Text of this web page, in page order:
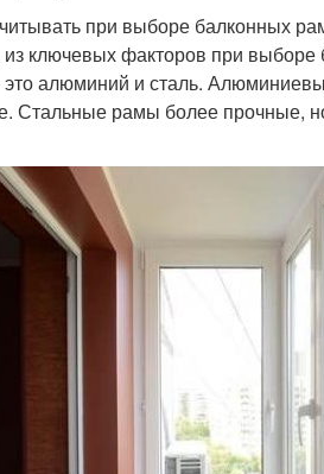
при выборе балконных
ключевых факторов при
алюминий и сталь.
Стальные рамы более прочные,